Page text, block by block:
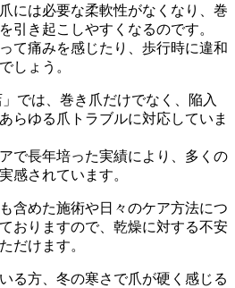
には必要な柔軟性がなくなり、巻
引き起こしやすくなるのです。
て痛みを感じたり、歩行時に違和
しょう。
」では、巻き爪だけでなく、陥入
らゆる爪トラブルに対応していま
で長年培った実績により、多くの
感されています。
含めた施術や日々のケア方法につ
おりますので、乾燥に対する不安
だけます。
る方、冬の寒さで爪が硬く感じる